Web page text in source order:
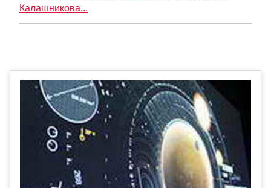
Калашникова...